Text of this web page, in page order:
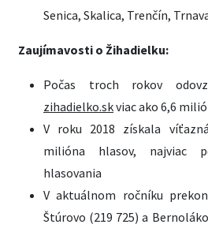
Senica, Skalica, Trenčín,
Zaujímavosti o Žihadielku:
Počas troch rokov
zihadielko.skviac ako 6,6
V roku 2018 získala
milióna hlasov, najviac
hlasovania
V aktuálnom ročníku
Štúrovo (219 725) a